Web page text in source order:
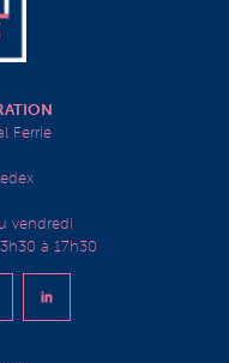
Ferrié
vendredi
à 17h30